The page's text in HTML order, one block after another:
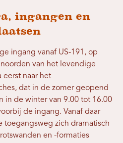
ingangen en
ingang vanaf US-191, op
van het levendige
eerst naar het
dat in de zomer geopend
in de winter van 9.00 tot 16.00
de ingang. Vanaf daar
toegangsweg zich dramatisch
en -formaties